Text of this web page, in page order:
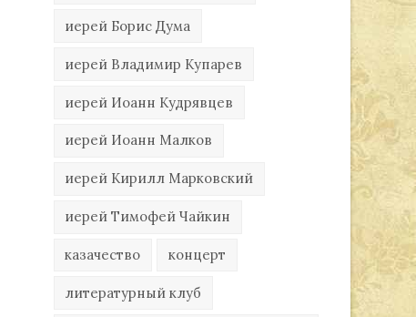
иерей Борис Дума
иерей Владимир Купарев
иерей Иоанн Кудрявцев
иерей Иоанн Малков
иерей Кирилл Марковский
иерей Тимофей Чайкин
казачество концерт
литературный клуб